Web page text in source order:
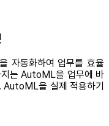
자동화하여 업무를 효율
지는 AutoML을 업무에 바
AutoML을 실제 적용하기